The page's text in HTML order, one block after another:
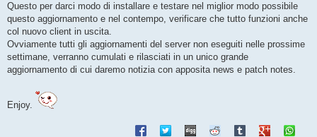
Questo per darci modo di installare e testare nel miglior modo possibile
questo aggiornamento e nel contempo, verificare che tutto funzioni anche
col nuovo client in uscita.
Ovviamente tutti gli aggiornamenti del server non eseguiti nelle prossime
settimane, verranno cumulati e rilasciati in un unico grande
aggiornamento di cui daremo notizia con apposita news e patch notes.
Enjoy.